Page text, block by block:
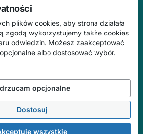
konsultować z prowadzącym
lub innym stosownym specjalistą w danej
DOM nie odpowiada za treść reklam,
żadnych konsekwencji prawnych ani
mogące wyniknąć na skutek
informacji bez wcześniejszej konsultacji
mogą występować wpisy
reklamowym.
Mamy. Wszelkie prawa zastrzeżone.
plików cookies, aby strona działała
zgodą wykorzystujemy także cookies
odwiedzin. Możesz zaakceptować
albo dostosować wybór.
opcjonalne
Dostosuj
wszystkie